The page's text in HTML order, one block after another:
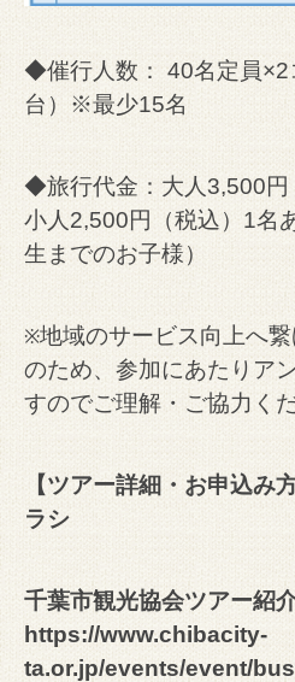
◆催行人数： 40名定員×2
台）※最少15名
◆旅行代金：大人3,500円
小人2,500円（税込）1名
生までのお子様）
※地域のサービス向上へ
のため、参加にあたりア
すのでご理解・ご協力くだ
【ツアー詳細・お申込み方
ラシ
千葉市観光協会ツアー紹
https://www.chibacity-
ta.or.jp/events/event/